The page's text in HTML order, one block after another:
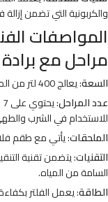
والكربونية التي تضمن
مراحل مع برادة 400 لتر :
السعة: يعالج 400 لتر من المياه يوميًا.
عدد المراحل
للاستخدام في الشرب
الملحقات: يأتي مع طقم فلاتر
التقنيات: يتضمن تقنية
السامة من المياه.
الطاقة: يعمل الفلتر